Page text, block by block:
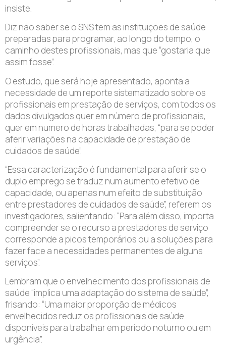
insiste.
Diz não saber se o SNS tem as instituições de saúde
preparadas para programar, ao longo do tempo, o
caminho destes profissionais, mas que “gostaria que
assim fosse”.
O estudo, que será hoje apresentado, aponta a
necessidade de um reporte sistematizado sobre os
profissionais em prestação de serviços, com todos os
dados divulgados quer em número de profissionais,
quer em numero de horas trabalhadas, “para se poder
aferir variações na capacidade de prestação de
cuidados de saúde”.
“Essa caracterização é fundamental para aferir se o
duplo emprego se traduz num aumento efetivo de
capacidade, ou apenas num efeito de substituição
entre prestadores de cuidados de saúde”, referem os
investigadores, salientando: “Para além disso, importa
compreender se o recurso a prestadores de serviço
corresponde a picos temporários ou a soluções para
fazer face a necessidades permanentes de alguns
serviços”.
Lembram que o envelhecimento dos profissionais de
saúde “implica uma adaptação do sistema de saúde”,
frisando: “Uma maior proporção de médicos
envelhecidos reduz os profissionais de saúde
disponíveis para trabalhar em período noturno ou em
urgência”.